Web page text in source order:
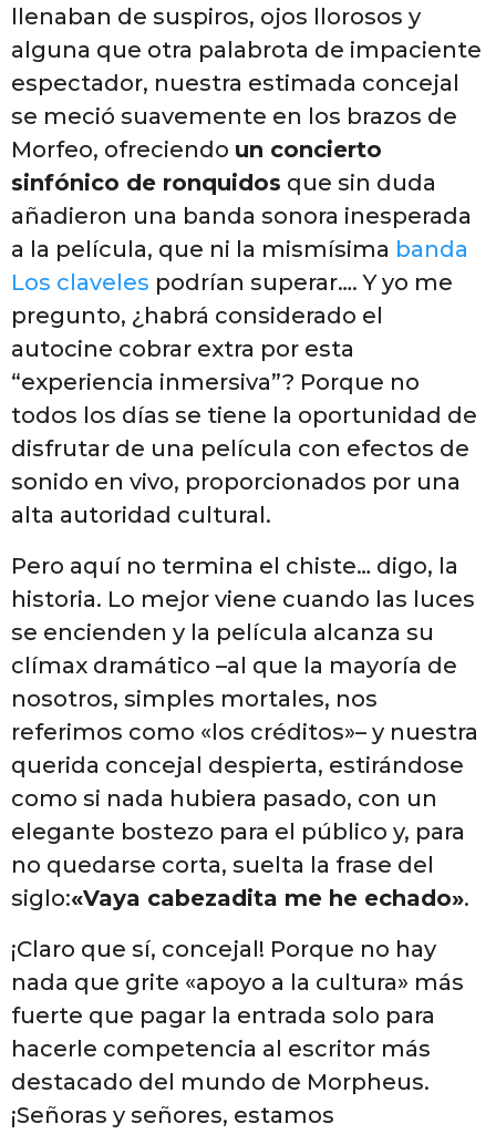
llenaban de suspiros, ojos llorosos y
alguna que otra palabrota de impaciente
espectador, nuestra estimada concejal
se meció suavemente en los brazos de
Morfeo, ofreciendo un concierto
sinfónico de ronquidos que sin duda
añadieron una banda sonora inesperada
a la película, que ni la mismísima banda
Los claveles podrían superar…. Y yo me
pregunto, ¿habrá considerado el
autocine cobrar extra por esta
“experiencia inmersiva”? Porque no
todos los días se tiene la oportunidad de
disfrutar de una película con efectos de
sonido en vivo, proporcionados por una
alta autoridad cultural.
Pero aquí no termina el chiste… digo, la
historia. Lo mejor viene cuando las luces
se encienden y la película alcanza su
clímax dramático –al que la mayoría de
nosotros, simples mortales, nos
referimos como «los créditos»– y nuestra
querida concejal despierta, estirándose
como si nada hubiera pasado, con un
elegante bostezo para el público y, para
no quedarse corta, suelta la frase del
siglo:«Vaya cabezadita me he echado».
¡Claro que sí, concejal! Porque no hay
nada que grite «apoyo a la cultura» más
fuerte que pagar la entrada solo para
hacerle competencia al escritor más
destacado del mundo de Morpheus.
¡Señoras y señores, estamos